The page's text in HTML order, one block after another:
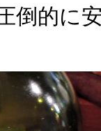
倒的に